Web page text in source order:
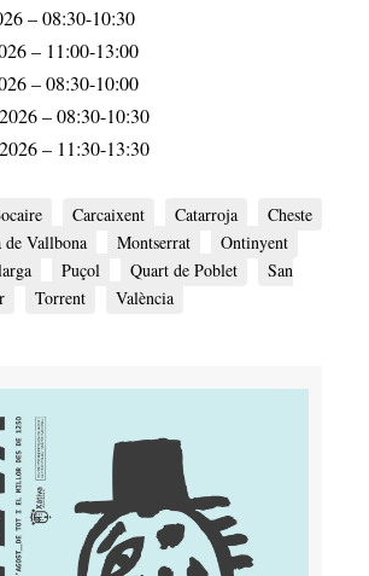
– 08:30-10:30
– 11:00-13:00
– 08:30-10:00
– 08:30-10:30
– 11:30-13:30
Carcaixent Catarroja
Cheste
de Vallbona Montserrat
Ontinyent
Puçol Quart de Poblet
San
Torrent València